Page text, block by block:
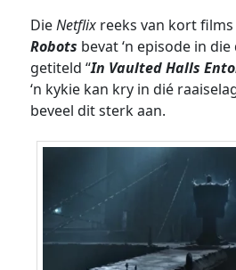
DieNetflix reeks van kort
Robots bevat ‘n episode in
getiteld “In Vaulted Halls
‘n kykie kan kry in dié
beveel dit sterk aan.